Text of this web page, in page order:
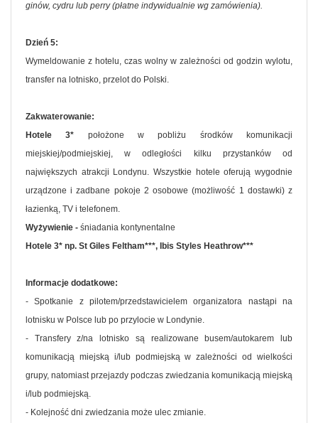
ginów, cydru lub perry (płatne indywidualnie wg zamówienia).
Dzień 5:
Wymeldowanie z hotelu, czas wolny w zależności od godzin wylotu,
transfer na lotnisko, przelot do Polski.
Zakwaterowanie:
Hotele 3* położone w pobliżu środków komunikacji
miejskiej/podmiejskiej, w odległości kilku przystanków od
największych atrakcji Londynu. Wszystkie hotele oferują wygodnie
urządzone i zadbane pokoje 2 osobowe (możliwość 1 dostawki) z
łazienką, TV i telefonem.
Wyżywienie - śniadania kontynentalne
Hotele 3* np. St Giles Feltham***, Ibis Styles Heathrow***
Informacje dodatkowe:
- Spotkanie z pilotem/przedstawicielem organizatora nastąpi na
lotnisku w Polsce lub po przylocie w Londynie.
- Transfery z/na lotnisko są realizowane busem/autokarem lub
komunikacją miejską i/lub podmiejską w zależności od wielkości
grupy, natomiast przejazdy podczas zwiedzania komunikacją miejską
i/lub podmiejską.
- Kolejność dni zwiedzania może ulec zmianie.